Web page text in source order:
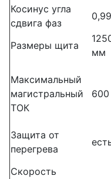
Косинус угла
сдвига фаз
Размеры щита
мм
Максимальный
магистральный
ТОК
Защита от
перегрева
Скорость